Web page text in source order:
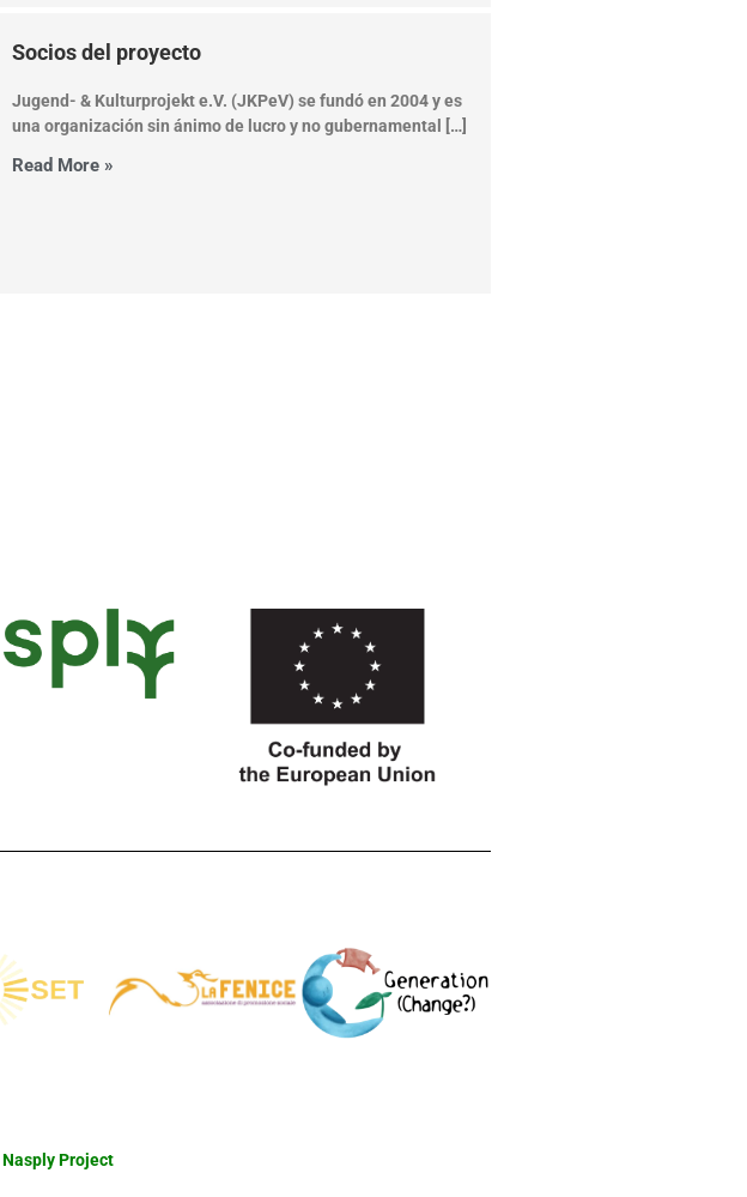
Socios del proyecto
Jugend- & Kulturprojekt e.V. (JKPeV) se fundó en 2004 y es
una organización sin ánimo de lucro y no gubernamental […]
Read More »
Nasply Project